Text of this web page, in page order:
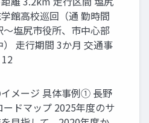
館高校巡回（通 勤時間
～塩尻市役所、市中心部
） 走行期間 3か月 交通事
メージ 具体事例① 長野
ードマップ 2025年度のサ